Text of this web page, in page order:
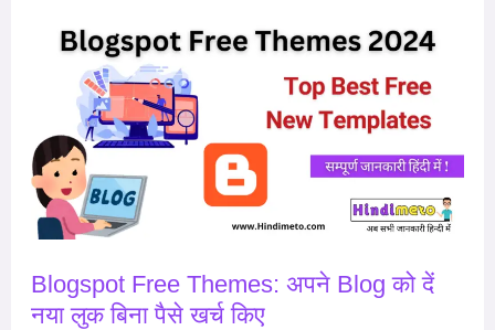
Blogspot Free Themes: अपने Blog को दें
नया लुक बिना पैसे खर्च किए
Blogspot
Free
Themes:
Blog
को
दें
लुक
बिना